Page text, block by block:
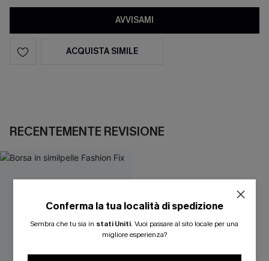
AVVISAMI
ACQUISTA SIMILE
RECENTEMENTE REVISIONE
Conferma la tua località di spedizione
Sembra che tu sia in stati Uniti. Vuoi passare al sito locale per una
migliore esperienza?